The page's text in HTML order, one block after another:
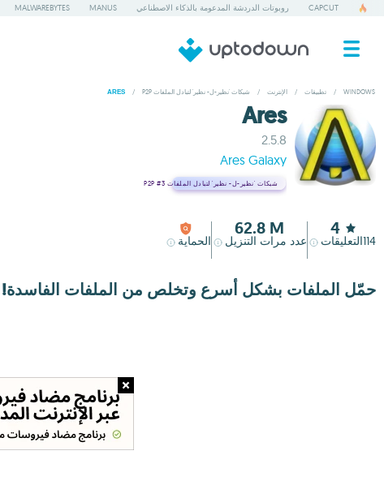
CAPCUT روبوتات الدردشة المدعومة بالذكاء الاصطناعي MANUS
MALWAREBYTES
WINDOWS
/ تطبيقات / الإنترنت / شبكات 'نظير-ل- نظير' لتبادل الملفات P2P /
ARES
Ares
2.5.8
Ares Galaxy
شبكات 'نظير-ل- نظير' لتبادل الملفات P2P #3
4
114التعليقات
62.8 M
عدد مرات التنزيل الحماية
حمّل الملفات بشكل أسرع وتخلص من الملفات الفاسدة!